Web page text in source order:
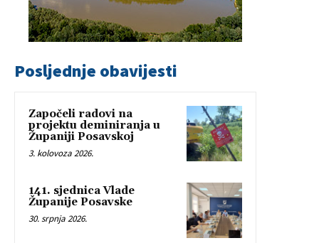
Posljednje obavijesti
Započeli radovi na
projektu deminiranja u
Županiji Posavskoj
3. kolovoza 2026.
141. sjednica Vlade
Županije Posavske
30. srpnja 2026.